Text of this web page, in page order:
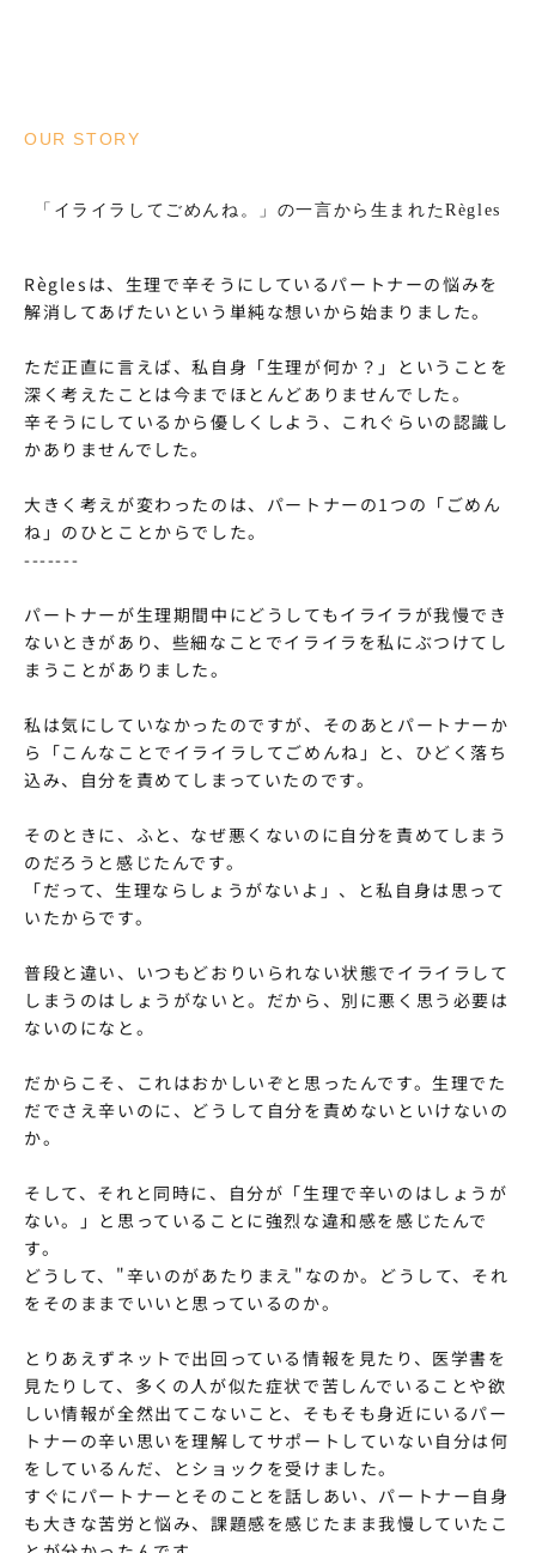
OUR STORY
「イライラしてごめんね。」の一言から生まれたRègles
Règlesは、生理で辛そうにしているパートナーの悩みを
解消してあげたいという単純な想いから始まりました。
ただ正直に言えば、私自身「生理が何か？」ということを
深く考えたことは今までほとんどありませんでした。
辛そうにしているから優しくしよう、これぐらいの認識し
かありませんでした。
大きく考えが変わったのは、パートナーの1つの「ごめん
ね」のひとことからでした。
-------
パートナーが生理期間中にどうしてもイライラが我慢でき
ないときがあり、些細なことでイライラを私にぶつけてし
まうことがありました。
私は気にしていなかったのですが、そのあとパートナーか
ら「こんなことでイライラしてごめんね」と、ひどく落ち
込み、自分を責めてしまっていたのです。
そのときに、ふと、なぜ悪くないのに自分を責めてしまう
のだろうと感じたんです。
「だって、生理ならしょうがないよ」、と私自身は思って
いたからです。
普段と違い、いつもどおりいられない状態でイライラして
しまうのはしょうがないと。だから、別に悪く思う必要は
ないのになと。
だからこそ、これはおかしいぞと思ったんです。生理でた
だでさえ辛いのに、どうして自分を責めないといけないの
か。
そして、それと同時に、自分が「生理で辛いのはしょうが
ない。」と思っていることに強烈な違和感を感じたんで
す。
どうして、"辛いのがあたりまえ"なのか。どうして、それ
をそのままでいいと思っているのか。
とりあえずネットで出回っている情報を見たり、医学書を
見たりして、多くの人が似た症状で苦しんでいることや欲
しい情報が全然出てこないこと、そもそも身近にいるパー
トナーの辛い思いを理解してサポートしていない自分は何
をしているんだ、とショックを受けました。
すぐにパートナーとそのことを話しあい、パートナー自身
も大きな苦労と悩み、課題感を感じたまま我慢していたこ